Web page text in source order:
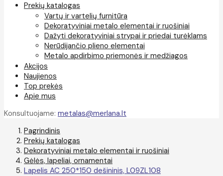
Prekių katalogas
Vartų ir vartelių furnitūra
Dekoratyviniai metalo elementai ir ruošiniai
Dažyti dekoratyviniai strypai ir priedai turėklams
Nerūdijančio plieno elementai
Metalo apdirbimo priemonės ir medžiagos
Akcijos
Naujienos
Top prekės
Apie mus
Konsultuojame: metalas@merlana.lt
Pagrindinis
Prekių katalogas
Dekoratyviniai metalo elementai ir ruošiniai
Gėlės, lapeliai, ornamentai
Lapelis AC 250*150 dešininis, L09ZL108